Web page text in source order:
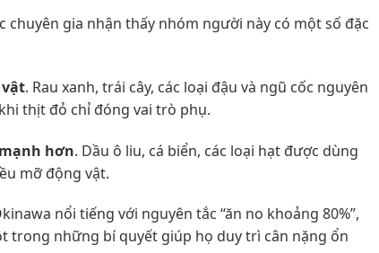
gia nhận thấy nhóm người này có một số đặc
. Rau xanh, trái cây, các loại đậu và ngũ cốc nguyên
thịt đỏ chỉ đóng vai trò phụ.
hơn. Dầu ô liu, cá biển, các loại hạt được dùng
mỡ động vật.
nổi tiếng với nguyên tắc “ăn no khoảng 80%”,
trong những bí quyết giúp họ duy trì cân nặng ổn